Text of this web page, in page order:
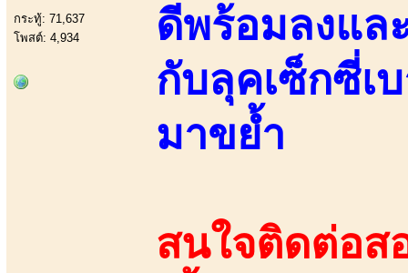
กระทู้: 71,637
โพสต์: 4,934
ดีพร้อมลงแล
กับลุคเซ็กซี่เ
มาขย้ำ
สนใจติดต่อส